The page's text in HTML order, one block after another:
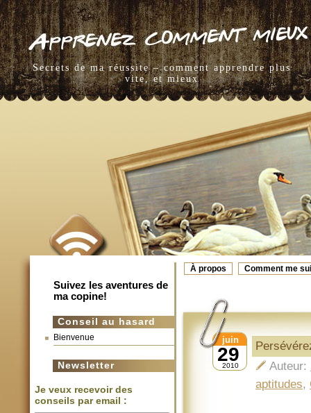
Secrets de ma réussite – comment apprendre plus
vite, et mieux
À propos Comment me
Suivez les aventures de
ma copine!
Conseil au hasard
Bienvenue
Newsletter
Je veux recevoir des
conseils par email :
29
juin
2010
Auteur:
aptitudes,